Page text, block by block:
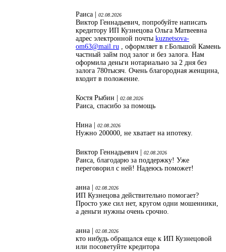
Раиса | 02.08.2026
Виктор Геннадьевич, попробуйте написать
кредитору ИП Кузнецова Ольга Матвеевна
адрес электронной почты kuznetsova-
om63@mail.ru , оформляет в г.Большой Камень
частный займ под залог и без залога. Нам
оформила деньги нотариально за 2 дня без
залога 780тысяч. Очень благородная женщина,
входит в положение.
Костя Рыбин | 02.08.2026
Раиса, спасибо за помощь
Нина | 02.08.2026
Нужно 200000, не хватает на ипотеку.
Виктор Геннадьевич | 02.08.2026
Раиса, благодарю за поддержку! Уже
переговорил с ней! Надеюсь поможет!
анна | 02.08.2026
ИП Кузнецова действительно помогает?
Просто уже сил нет, кругом одни мошенники,
а деньги нужны очень срочно.
анна | 02.08.2026
кто нибудь обращался еще к ИП Кузнецовой
или посоветуйте кредитора